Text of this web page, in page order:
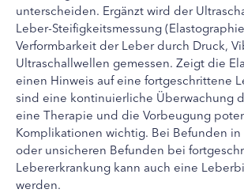
unterscheiden. Ergänzt wird der
Leber-Steifigkeitsmessung
Verformbarkeit der Leber durch Druck,
Ultraschallwellen gemessen. Zeigt die
einen Hinweis auf eine fortgeschrittene
sind eine kontinuierliche Überwachung
eine Therapie und die Vorbeugung
Komplikationen wichtig. Bei Befunden in
oder unsicheren Befunden bei
Lebererkrankung kann auch eine
werden.